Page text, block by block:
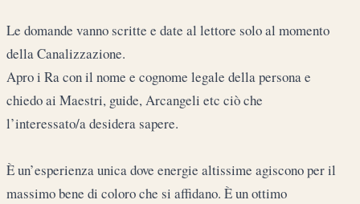
Le domande vanno scritte e date al lettore solo al momento
della Canalizzazione.
Apro i Ra con il nome e cognome legale della persona e
chiedo ai Maestri, guide, Arcangeli etc ciò che
l’interessato/a desidera sapere.
È un’esperienza unica dove energie altissime agiscono per il
massimo bene di coloro che si affidano. È un ottimo